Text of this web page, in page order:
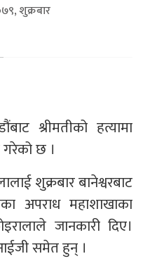
शुक्रबार
श्रीमतीको हत्यामा
गरेको छ ।
शुक्रबार बानेश्वरबाट
अपराध महाशाखाका
जानकारी दिए।
समेत हुन् ।